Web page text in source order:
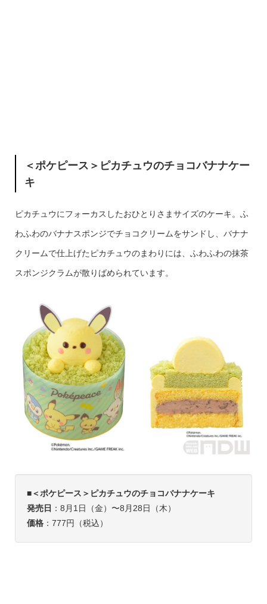
＜ポケピース＞ピカチュウのチョコバナナケー
キ
ピカチュウにフォーカスしたおひとりさまサイズのケーキ。ふ
わふわのバナナスポンジでチョコクリームをサンドし、バナナ
クリームで仕上げたピカチュウのまわりには、ふわふわの抹茶
スポンジクラムが散りばめられています。
■＜ポケピース＞ピカチュウのチョコバナナケーキ
発売日 ：8月1日（金）〜8月28日（木）
価格：777円（税込）